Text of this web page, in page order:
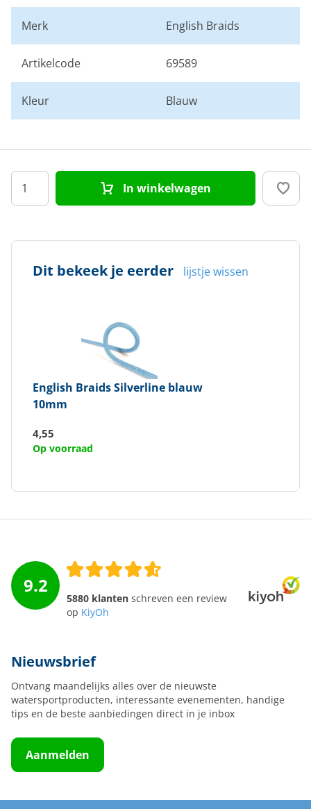
Merk English Braids
Artikelcode 69589
Kleur Blauw
In winkelwagen
Dit bekeek je eerder lijstje wissen
English BraidsSilverline blauw
10mm
4,55
Op voorraad
9.2
5880 klanten schreven een review
op KiyOh
Nieuwsbrief
Ontvang maandelijks alles over de nieuwste
watersportproducten, interessante evenementen, handige
tips en de beste aanbiedingen direct in je inbox
Aanmelden